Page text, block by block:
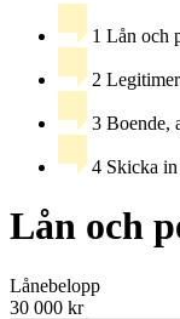
1 Lån och
2
3 Boende,
4 Skicka
Lån och
Lånebelopp
30 000 kr